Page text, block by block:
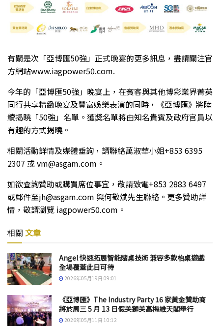
有關是次「亞博匯50強」正式晚宴的更多訊息，盡請關注官
方網站www.iagpower50.com.
今年的「亞博匯50強」晚宴上，在賓客與其他博彩業界菁英
同行共享精緻晚宴及豐富娛樂表演的同時，《亞博匯》將陸
續揭曉「50強」名單。獲獎名單將由知名貴賓及政府官員以
有趣的方式揭曉。
相關活動詳情及媒體垂詢，請聯絡萬淑華小姐+853 6395
2307 或 vm@asgam.com。
如欲查詢贊助或購買席位事宜，敬請致電+853 2883 6497
或郵件至jh@asgam.com 與何敬斌先生聯絡。更多贊助詳
情，敬請瀏覽 iagpower50.com。
相關 文章
Angel 快速拓展智能賭桌技術 兼容多款枱桌遊戲
全場覆蓋此日可待
2026年05月19日 09:01
《亞博匯》The Industry Party 16 家黃金贊助商
將於周三 5 月 13 日假美獅美高梅維天閣舉行
2026年05月11日 10:12